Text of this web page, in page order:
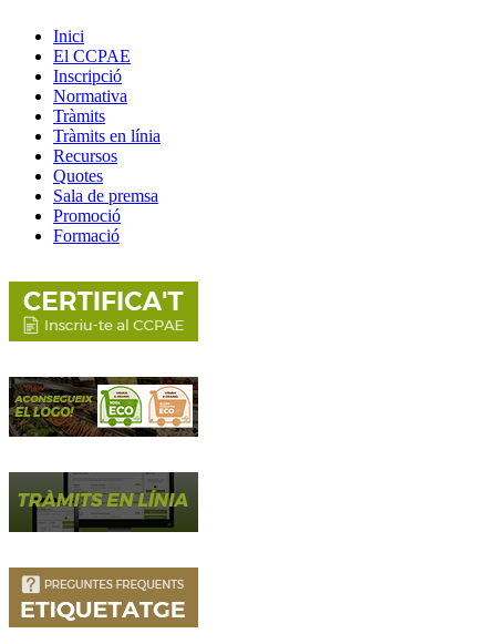
Inici
El CCPAE
Inscripció
Normativa
Tràmits
Tràmits en línia
Recursos
Quotes
Sala de premsa
Promoció
Formació